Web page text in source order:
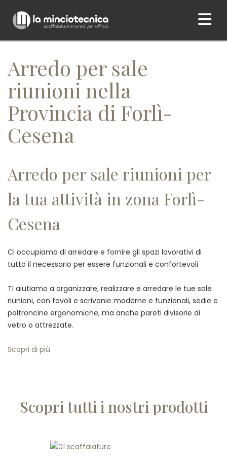
Home/ Arredo per sale riunioni nella Provincia di Forlì-Cesena
Arredo per sale
riunioni nella
Provincia di Forlì-
Cesena
Arredo per sale riunioni per
la tua attività in zona Forlì-
Cesena
Ci occupiamo di arredare e fornire gli spazi lavorativi di
tutto il necessario per essere funzionali e confortevoli.
Ti aiutiamo a organizzare, realizzare e arredare le tue sale
riunioni, con tavoli e scrivanie moderne e funzionali, sedie e
poltroncine ergonomiche, ma anche pareti divisorie di
vetro o attrezzate.
Scopri di più
Scopri tutti i nostri prodotti